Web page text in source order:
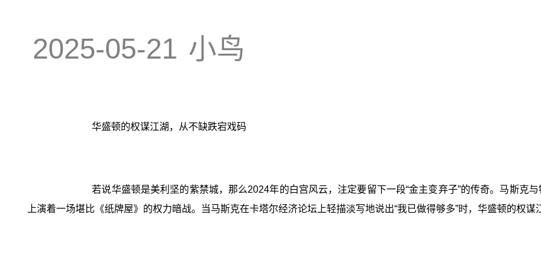
2025-05-21 小鸟
华盛顿的权谋江湖，从不缺跌宕戏码
若说华盛顿是美利坚的紫禁城，那么2024年的白宫风云，注定要留下一段“金主变弃子”的传奇。马斯克
上演着一场堪比《纸牌屋》的权力暗战。当马斯克在卡塔尔经济论坛上轻描淡写地说出“我已做得够多”时，华盛顿的权谋